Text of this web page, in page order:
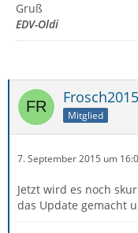
Gruß
EDV-Oldi
Frosch2015
Mitglied
7. September 2015 um
Jetzt wird es noch
das Update gemacht